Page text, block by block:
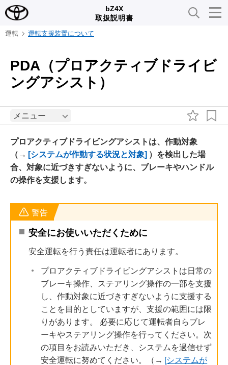
bZ4X
取扱説明書
運転 運転支援装置について
PDA（プロアクティブドライビ
ングアシスト）
メニュー
プロアクティブドライビングアシストは、作動対象
（→
システムが作動する状況と対象 ）を検出した場
合、対象に近づきすぎないように、ブレーキやハンドル
の操作を支援します。
警告
安全にお使いいただくために
安全運転を行う責任は運転者にあります。
プロアクティブドライビングアシストは日常の
ブレーキ操作、ステアリング操作の一部を支援
し、作動対象に近づきすぎないように支援する
ことを目的としていますが、支援の範囲には限
りがあります。 必要に応じて運転者自らブレ
ーキやステアリング操作を行ってください。次
の項目をお読みいただき、システムを過信せず
安全運転に努めてください。（→ システムが